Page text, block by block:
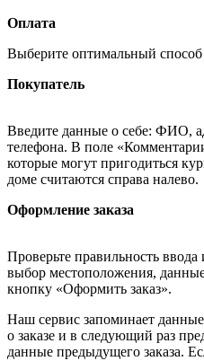
Оплата
Выберите оптимальный
Покупатель
Введите данные о себе: ФИО,
телефона. В поле
которые могут пригодиться
доме считаются справа налево.
Оформление заказа
Проверьте правильность
выбор местоположения,
кнопку «Оформить заказ».
Наш сервис запоминает
о заказе и в следующий раз
данные предыдущего заказа.